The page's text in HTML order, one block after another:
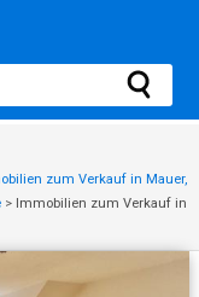
zum Verkauf in Mauer,
> Immobilien zum Verkauf in